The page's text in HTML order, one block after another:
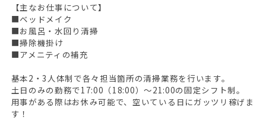
【主なお仕事について】
■ベッドメイク
■お風呂・水回り清掃
■掃除機掛け
■アメニティの補充
基本2・3人体制で各々担当箇所の清掃業務を行います。
土日のみの勤務で17:00（18:00）～21:00の固定シフト制。
用事がある際はお休み可能で、空いている日にガッツリ稼げま
す！